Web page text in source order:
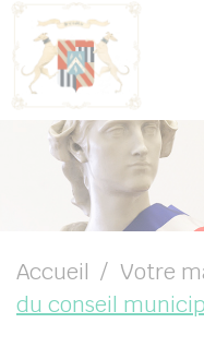
( VOTRE
( VOTRE
( VOS
( VIE
Contactez nous
Suivez-nous sur
Accueil Votre
du conseil
Panneau de gestion